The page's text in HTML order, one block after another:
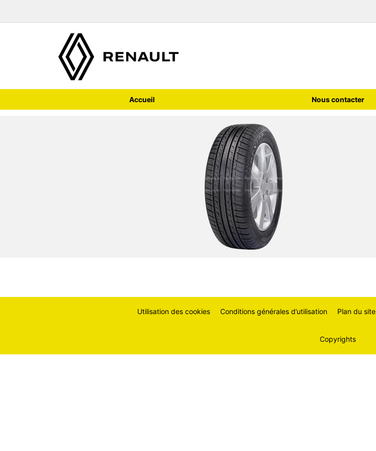
Accueil Nous contacter
Utilisation des cookies Conditions générales d’utilisation Plan du site
Copyrights